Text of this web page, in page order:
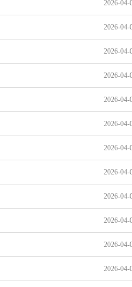
2026-04-
2026-04-
2026-04-
2026-04-
2026-04-
2026-04-
2026-04-
2026-04-
2026-04-
2026-04-
2026-04-
2026-04-